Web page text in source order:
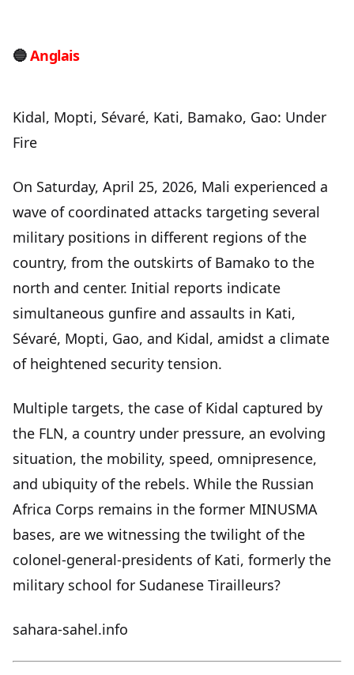
🔵Anglais
Kidal, Mopti, Sévaré, Kati, Bamako, Gao: Under
Fire
On Saturday, April 25, 2026, Mali experienced a
wave of coordinated attacks targeting several
military positions in different regions of the
country, from the outskirts of Bamako to the
north and center. Initial reports indicate
simultaneous gunfire and assaults in Kati,
Sévaré, Mopti, Gao, and Kidal, amidst a climate
of heightened security tension.
Multiple targets, the case of Kidal captured by
the FLN, a country under pressure, an evolving
situation, the mobility, speed, omnipresence,
and ubiquity of the rebels. While the Russian
Africa Corps remains in the former MINUSMA
bases, are we witnessing the twilight of the
colonel-general-presidents of Kati, formerly the
military school for Sudanese Tirailleurs?
sahara-sahel.info